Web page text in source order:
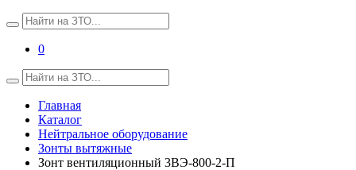
0
Главная
Каталог
Нейтральное оборудование
Зонты вытяжные
Зонт вентиляционный 3ВЭ-800-2-П